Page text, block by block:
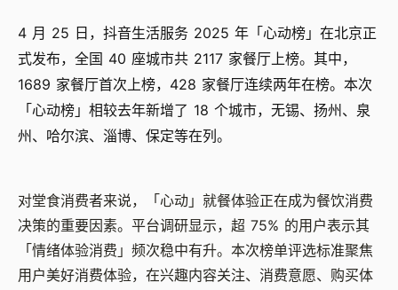
4 月 25 日，抖音生活服务 2025 年「心动榜」在北京正
式发布，全国 40 座城市共 2117 家餐厅上榜。其中，
1689 家餐厅首次上榜，428 家餐厅连续两年在榜。本次
「心动榜」相较去年新增了 18 个城市，无锡、扬州、泉
州、哈尔滨、淄博、保定等在列。
对堂食消费者来说，「心动」就餐体验正在成为餐饮消费
决策的重要因素。平台调研显示，超 75% 的用户表示其
「情绪体验消费」频次稳中有升。本次榜单评选标准聚焦
用户美好消费体验，在兴趣内容关注、消费意愿、购买体